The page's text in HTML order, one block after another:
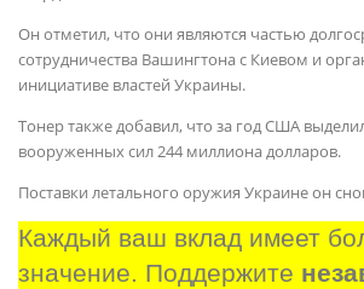
Он отметил, что они являются частью
сотрудничества Вашингтона с Киевом и
инициативе властей Украины.
Тонер также добавил, что за год США
вооруженных сил 244 миллиона долларов.
Поставки летального оружия Украине он
Каждый ваш вклад имеет
значение. Поддержите